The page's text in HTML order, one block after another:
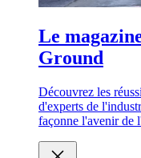
Le
Ground
Découvrez les
d'experts de
façonne l'avenir de